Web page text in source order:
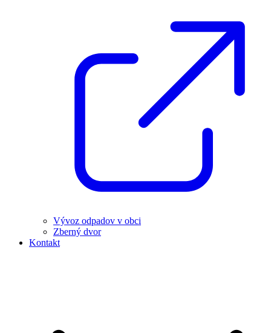
Vývoz odpadov v obci
Zberný dvor
Kontakt